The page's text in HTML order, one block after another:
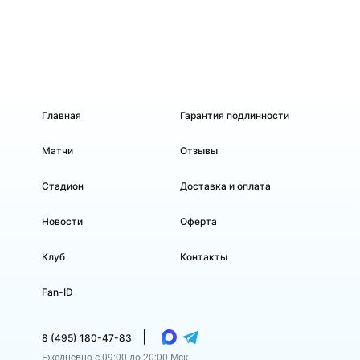
Главная
Матчи
Стадион
Новости
Клуб
Fan-ID
Гарантия подлинности
Отзывы
Доставка и оплата
Оферта
Контакты
8 (495) 180-47-83
Ежедневно с 09:00 до 20:00 Мск